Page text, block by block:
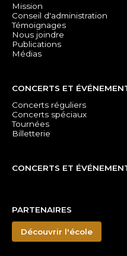
Mission
Conseil d'administration
Témoignages
Nous joindre
Publications
Médias
CONCERTS ET
Concerts réguliers
Concerts spéciaux
Tournées
Billetterie
CONCERTS ET
PARTENAIRES
Découvrir l'école